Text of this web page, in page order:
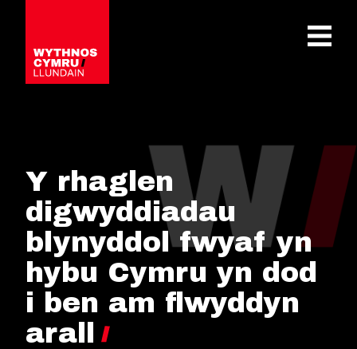
OPEN
Y rhaglen
digwyddiadau
blynyddol fwyaf yn
hybu Cymru yn dod
i ben am flwyddyn
arall